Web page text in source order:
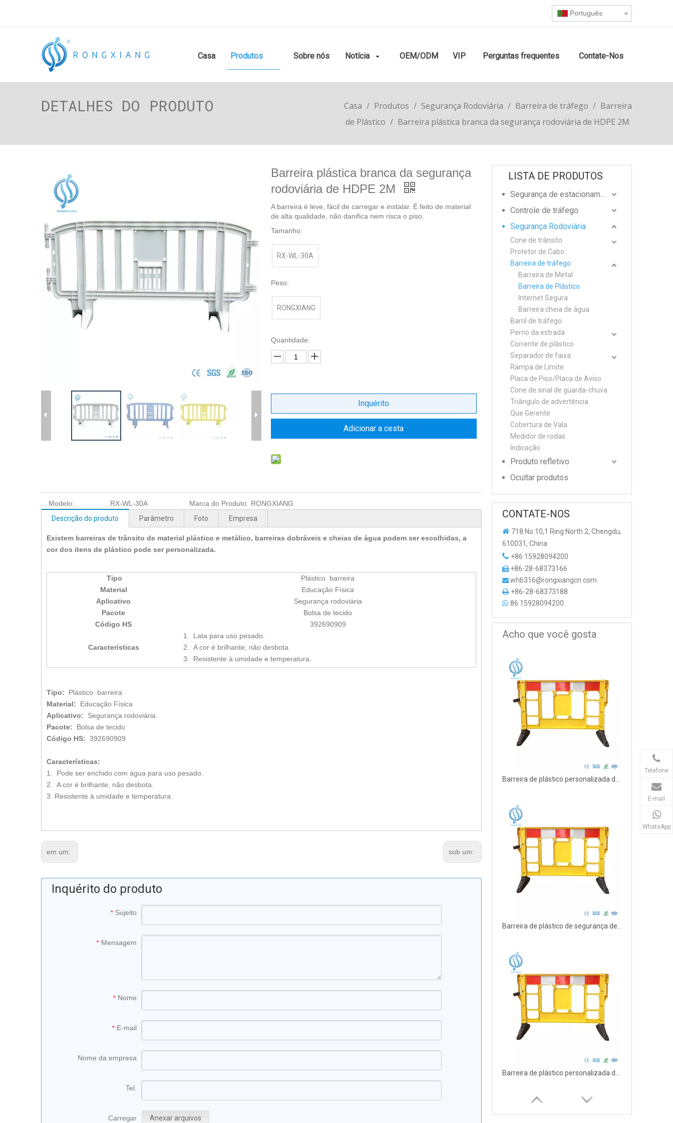
Português
Casa Produtos Sobre nós Notícia OEM/ODM VIP Perguntas frequentes Contate-Nos
DETALHES DO PRODUTO Casa / Produtos / Segurança Rodoviária / Barreira de tráfego / Barreira
de Plástico / Barreira plástica branca da segurança rodoviária de HDPE 2M
Barreira plástica branca da segurança
rodoviária de HDPE 2M
A barreira é leve, fácil de carregar e instalar. É feito de material
de alta qualidade, não danifica nem risca o piso.
Tamanho:
RX-WL-30A
Peso:
RONGXIANG
Quantidade:
Inquérito
Adicionar a cesta
Modelo: RX-WL-30A Marca do Produto: RONGXIANG
Descrição do produto
Parâmetro Foto Empresa
Existem barreiras de trânsito de material plástico e metálico, barreiras dobráveis ​​e cheias de água podem ser escolhidas, a
cor dos itens de plástico pode ser personalizada.
Tipo
Plástico barreira
Material
Educação Física
Aplicativo
Segurança rodoviária
Pacote
Bolsa de tecido
Código HS
392690909
Características
1. Lata para uso pesado.
2. A cor é brilhante, não desbota.
3. Resistente à umidade e temperatura.
Tipo: Plástico barreira
Material: Educação Física
Aplicativo: Segurança rodoviária
Pacote: Bolsa de tecido
Código HS: 392690909
Características:
1. Pode ser enchido com água para uso pesado.
2. A cor é brilhante, não desbota.
3. Resistente à umidade e temperatura.
em um: sob um:
Inquérito do produto
* Sujeito
* Mensagem
* Nome
* E-mail
Nome da empresa
Tel.
Carregar Anexar arquivos
LISTA DE PRODUTOS
Segurança de estacionamento
Controle de tráfego
Segurança Rodoviária
Cone de trânsito
Protetor de Cabo
Barreira de tráfego
Barreira de Metal
Barreira de Plástico
Internet Segura
Barreira cheia de água
Barril de tráfego
Perno da estrada
Corrente de plástico
Separador de faixa
Rampa de Limite
Placa de Piso/Placa de Aviso
Cone de sinal de guarda-chuva
Triângulo de advertência
Que Gerente
Cobertura de Vala
Medidor de rodas
Indicação
Produto refletivo
Ocultar produtos
CONTATE-NOS
 718 No.10,1 Ring North 2, Chengdu,
610031, China
 +86 15928094200
 +86-28-68373166
 whb316@rongxiangcn.com
 +86-28-68373188
 86 15928094200
Acho que você gosta
Telefone
E-mail
WhatsApp